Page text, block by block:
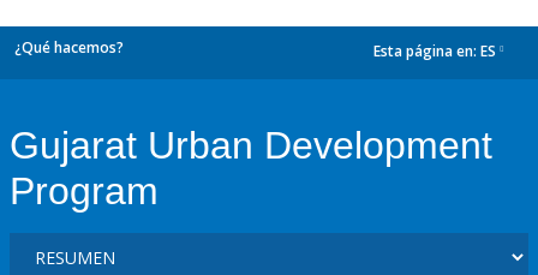
¿Qué hacemos? Esta página en: ES
Gujarat Urban Development
Program